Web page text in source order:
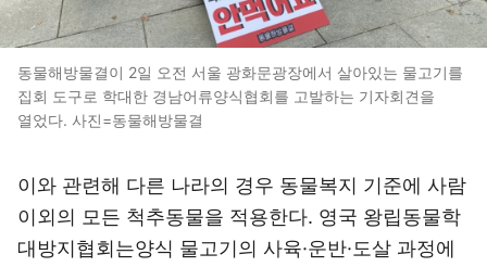
동물해방물결이 2일 오전 서울 광화문광장에서 살아있는 물고기를
집회 도구로 학대한 경남어류양식협회를 고발하는 기자회견을
열었다. 사진=동물해방물결
이와 관련해 다른 나라의 경우 동물복지 기준에 사람
이외의 모든 척추동물을 적용한다. 영국 왕립동물학
대방지협회는양식 물고기의 사육·운반·도살 과정에